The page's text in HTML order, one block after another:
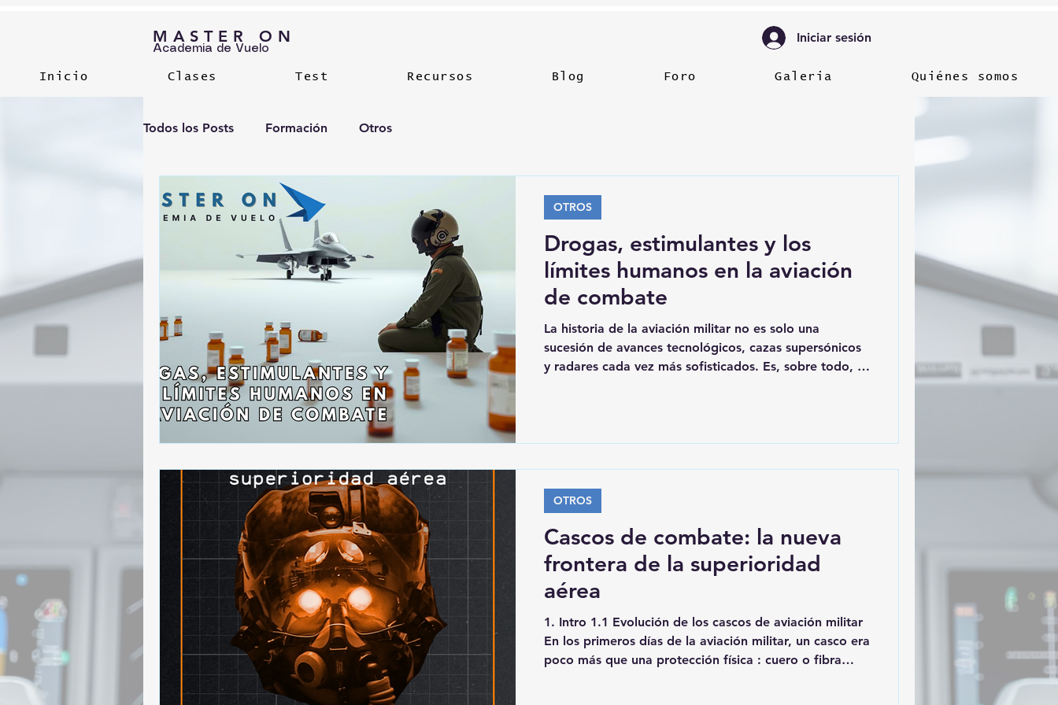
MASTER ON
Academia de Vuelo
Iniciar sesión
Inicio Clases Test Recursos Blog Foro Galeria Quiénes somos
Todos los Posts Formación Otros
Drogas, estimulantes y los
límites humanos en la aviación
de combate
La historia de la aviación militar no es solo una
sucesión de avances tecnológicos, cazas supersónicos
y radares cada vez más sofisticados. Es, sobre todo, la
necesita dormir, descansar y mantener la lucidez.
química. Este art
OTROS
Cascos de combate: la nueva
frontera de la superioridad
aérea
1. Intro 1.1 Evolución de los cascos de aviación militar
En los primeros días de la aviación militar, un casco era
poco más que una protección física : cuero o fibra
OTROS